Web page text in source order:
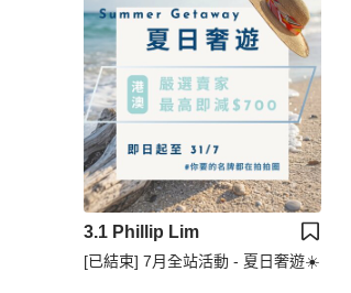
3.1 Phillip Lim
[已結束] 7月全站活動 - 夏日奢遊☀️